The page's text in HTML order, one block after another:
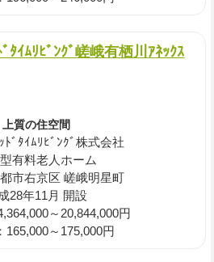
ﾞﾀｲﾑﾘﾋﾞﾝｸﾞ嵯峨有栖川ｱﾈｯｸｽ
上質の住空間
ﾄﾞﾀｲﾑﾘﾋﾞﾝｸﾞ株式会社
有料老人ホーム
市右京区 嵯峨明星町
28年11月 開設
～20,844,000円
～175,000円